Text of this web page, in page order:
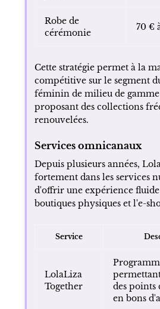
Robe de
cérémonie
70 €
Cette stratégie permet à la
compétitive sur le segment
féminin de milieu de
proposant des collections
renouvelées.
Services omnicanaux
Depuis plusieurs années,
fortement dans les services
d'offrir une expérience
boutiques physiques et l'e-
Service
LolaLiza
Together
des points
en bons